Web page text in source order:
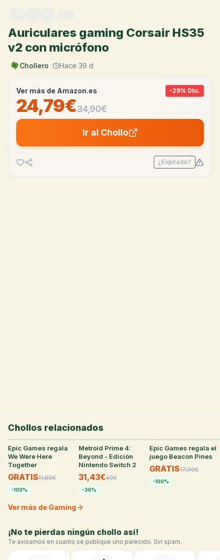
Auriculares gaming Corsair HS35
v2 con micrófono
Chollero Hace 39 d
Ver más de Amazon.es -29% Dto.
24,79€34,90€
Ir al Chollo
¿Expirado?
Chollos relacionados
35
Epic Games regala
We Were Here
Together
GRATIS11,69€
-100%
Metroid Prime 4:
Beyond - Edición
Nintendo Switch 2
31,43€49€
-36%
29 °
Epic Games regala el
juego Beacon Pines
GRATIS17,99€
-100%
Ver más de Gaming
¡No te pierdas ningún chollo así!
Te avisamos en cuanto se publique uno parecido. Sin spam.